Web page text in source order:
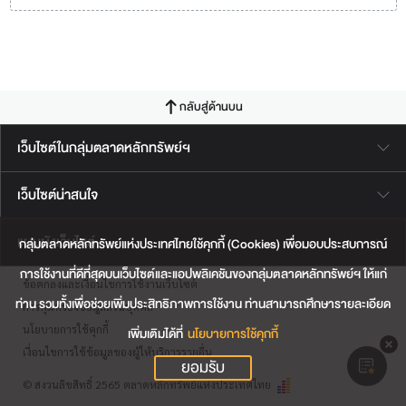
กลุ่มตลาดหลักทรัพย์แห่งประเทศไทยใช้คุกกี้ (Cookies) เพื่อมอบประสบการณ์
การใช้งานที่ดีที่สุดบนเว็บไซต์และแอปพลิเคชันของกลุ่มตลาดหลักทรัพย์ฯ ให้แก่
ท่าน รวมทั้งเพื่อช่วยเพิ่มประสิทธิภาพการใช้งาน ท่านสามารถศึกษารายละเอียด
เพิ่มเติมได้ที่ นโยบายการใช้คุกกี้
ยอมรับ
กลับสู่ด้านบน
เว็บไซต์ในกลุ่มตลาดหลักทรัพย์ฯ
เว็บไซต์น่าสนใจ
แผนผังเว็บไซต์
ข้อตกลงและเงื่อนไขการใช้งานเว็บไซต์
การคุ้มครองข้อมูลส่วนบุคคล
นโยบายการใช้คุกกี้
เงื่อนไขการใช้ข้อมูลของผู้ให้บริการรายอื่น
© สงวนลิขสิทธิ์ 2565 ตลาดหลักทรัพย์แห่งประเทศไทย